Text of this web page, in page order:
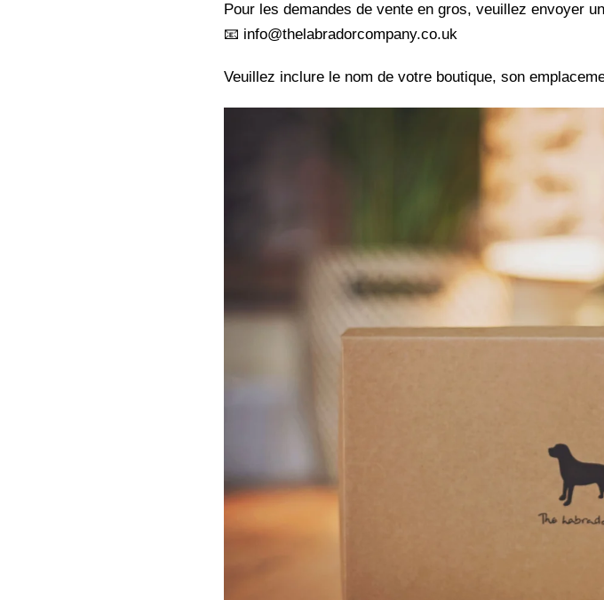
Pour les demandes de vente en gros, veuillez envoyer
📧 info@thelabradorcompany.co.uk
Veuillez inclure le nom de votre boutique, son